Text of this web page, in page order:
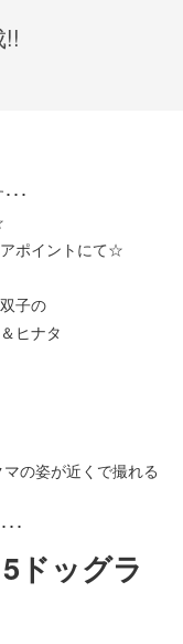
!!
･･
ポイントにて☆
子の
ヒナタ
の姿が近くで撮れる
･･
ドッグラ